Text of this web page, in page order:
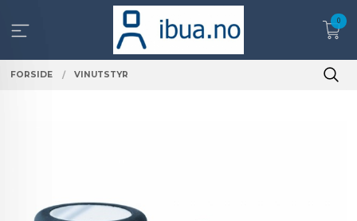
innholdet
0
FORSIDE VINUTSTYR